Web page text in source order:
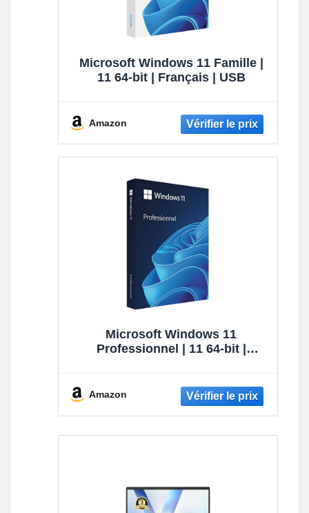
Microsoft Windows 11 Famille |
11 64-bit | Français | USB
Amazon
Microsoft Windows 11
Professionnel | 11 64-bit |
Amazon